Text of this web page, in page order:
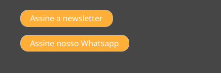
Assine a newsletter
Assine nosso Whatsapp